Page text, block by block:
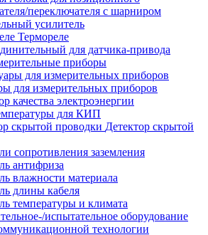
переключателя с шарниром
усилитель
Термореле
для датчика-привода
приборы
для измерительных приборов
качества электроэнергии
для КИП
Детектор скрытой
сопротивления заземления
антифриза
влажности материала
длины кабеля
температуры и климата